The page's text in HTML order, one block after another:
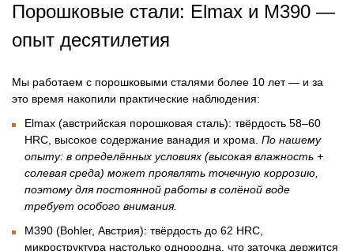
Порошковые стали: Elmax и М390 —
опыт десятилетия
Мы работаем с порошковыми сталями более 10 лет — и за
это время накопили практические наблюдения:
Elmax (австрийская порошковая сталь): твёрдость 58–60
HRC, высокое содержание ванадия и хрома. По нашему
опыту: в определённых условиях (высокая влажность +
солевая среда) может проявлять точечную коррозию,
поэтому для постоянной работы в солёной воде
требует особого внимания.
М390 (Bohler, Австрия): твёрдость до 62 HRC,
микроструктура настолько однородна, что заточка держится